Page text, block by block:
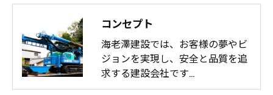
コンセプト
海老澤建設では、お客様の夢やビ
ジョンを実現し、安全と品質を追
求する建設会社です…